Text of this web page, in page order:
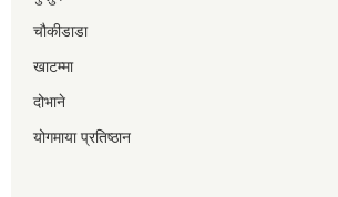
चौकीडाडा
खाटम्मा
दोभाने
योगमाया प्रतिष्ठान